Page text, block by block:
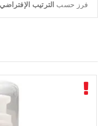
فرز حسب الترتيب الإفتراضي